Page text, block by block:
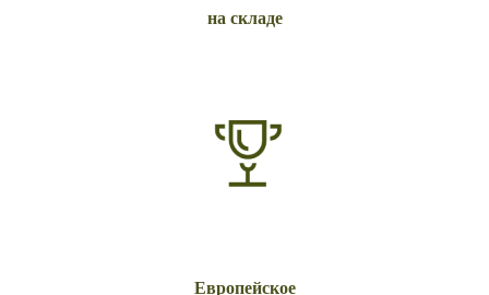
на складе
Европейское